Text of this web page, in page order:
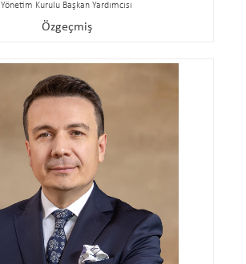
Yönetim Kurulu Başkan Yardımcısı
Özgeçmiş